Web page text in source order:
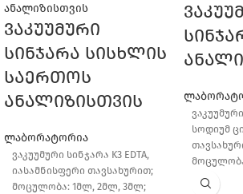
ვაკუუმური
სინჯარა სისხლის
საერთოს
ანალიზისთვის
ლაბორატორია
ვაკუუმური სინჯარა K3 EDTA,
იასამნისფერი თავსახურით;
მოცულობა: 1მლ, 2მლ, 3მლ;
სოდიუმ